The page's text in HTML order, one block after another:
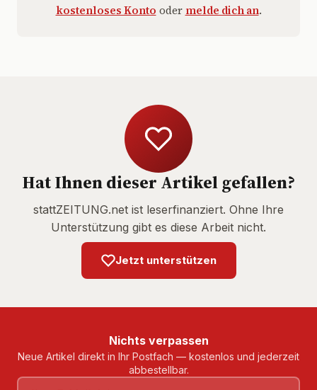
kostenloses Konto oder melde dich an.
Hat Ihnen dieser Artikel gefallen?
stattZEITUNG.net ist leserfinanziert. Ohne Ihre
Unterstützung gibt es diese Arbeit nicht.
Jetzt unterstützen
Nichts verpassen
Neue Artikel direkt in Ihr Postfach — kostenlos und jederzeit
abbestellbar.